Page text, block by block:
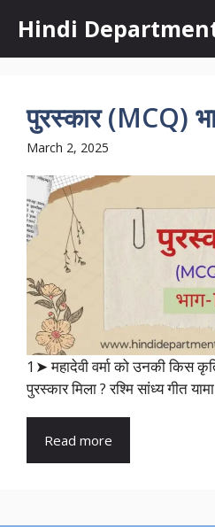
content
Hindi
पुरस्कार (MCQ)
March 2, 2025
1➤ महादेवी वर्मा को उनकी किस कृति
पुरस्कार मिला ? रश्मि सांध्य गीत
Read more